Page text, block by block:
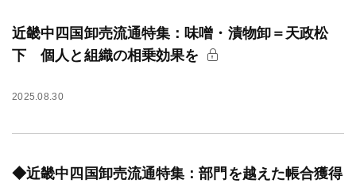
近畿中四国卸売流通特集：味噌・漬物卸＝天政松
下 個人と組織の相乗効果を
2025.08.30
◆近畿中四国卸売流通特集：部門を越えた帳合獲得